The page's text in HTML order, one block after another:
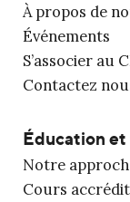
À propos de
Événements
S’associer au
Contactez
Éducation
Notre
Cours